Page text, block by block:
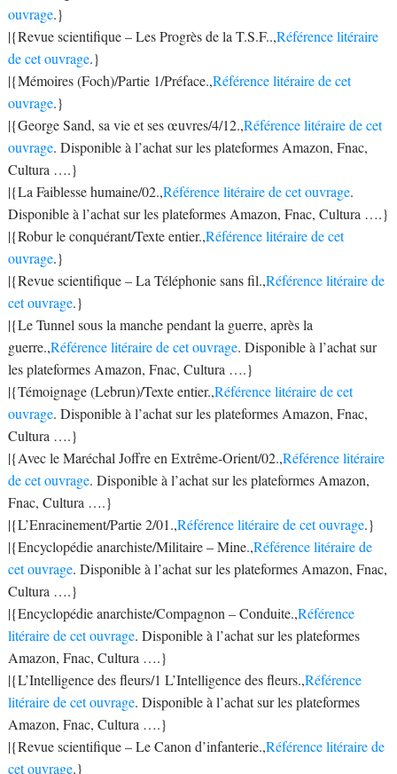
ouvrage.}
|{Revue scientifique – Les Progrès de la T.S.F..,Référence litéraire
de cet ouvrage.}
|{Mémoires (Foch)/Partie 1/Préface.,Référence litéraire de cet
ouvrage.}
|{George Sand, sa vie et ses œuvres/4/12.,Référence litéraire de cet
ouvrage. Disponible à l’achat sur les plateformes Amazon, Fnac,
Cultura ….}
|{La Faiblesse humaine/02.,Référence litéraire de cet ouvrage.
Disponible à l’achat sur les plateformes Amazon, Fnac, Cultura ….}
|{Robur le conquérant/Texte entier.,Référence litéraire de cet
ouvrage.}
|{Revue scientifique – La Téléphonie sans fil.,Référence litéraire de
cet ouvrage.}
|{Le Tunnel sous la manche pendant la guerre, après la
guerre.,Référence litéraire de cet ouvrage. Disponible à l’achat sur
les plateformes Amazon, Fnac, Cultura ….}
|{Témoignage (Lebrun)/Texte entier.,Référence litéraire de cet
ouvrage. Disponible à l’achat sur les plateformes Amazon, Fnac,
Cultura ….}
|{Avec le Maréchal Joffre en Extrême-Orient/02.,Référence litéraire
de cet ouvrage. Disponible à l’achat sur les plateformes Amazon,
Fnac, Cultura ….}
|{L’Enracinement/Partie 2/01.,Référence litéraire de cet ouvrage.}
|{Encyclopédie anarchiste/Militaire – Mine.,Référence litéraire de
cet ouvrage. Disponible à l’achat sur les plateformes Amazon, Fnac,
Cultura ….}
|{Encyclopédie anarchiste/Compagnon – Conduite.,Référence
litéraire de cet ouvrage. Disponible à l’achat sur les plateformes
Amazon, Fnac, Cultura ….}
|{L’Intelligence des fleurs/1 L’Intelligence des fleurs.,Référence
litéraire de cet ouvrage. Disponible à l’achat sur les plateformes
Amazon, Fnac, Cultura ….}
|{Revue scientifique – Le Canon d’infanterie.,Référence litéraire de
cet ouvrage.}